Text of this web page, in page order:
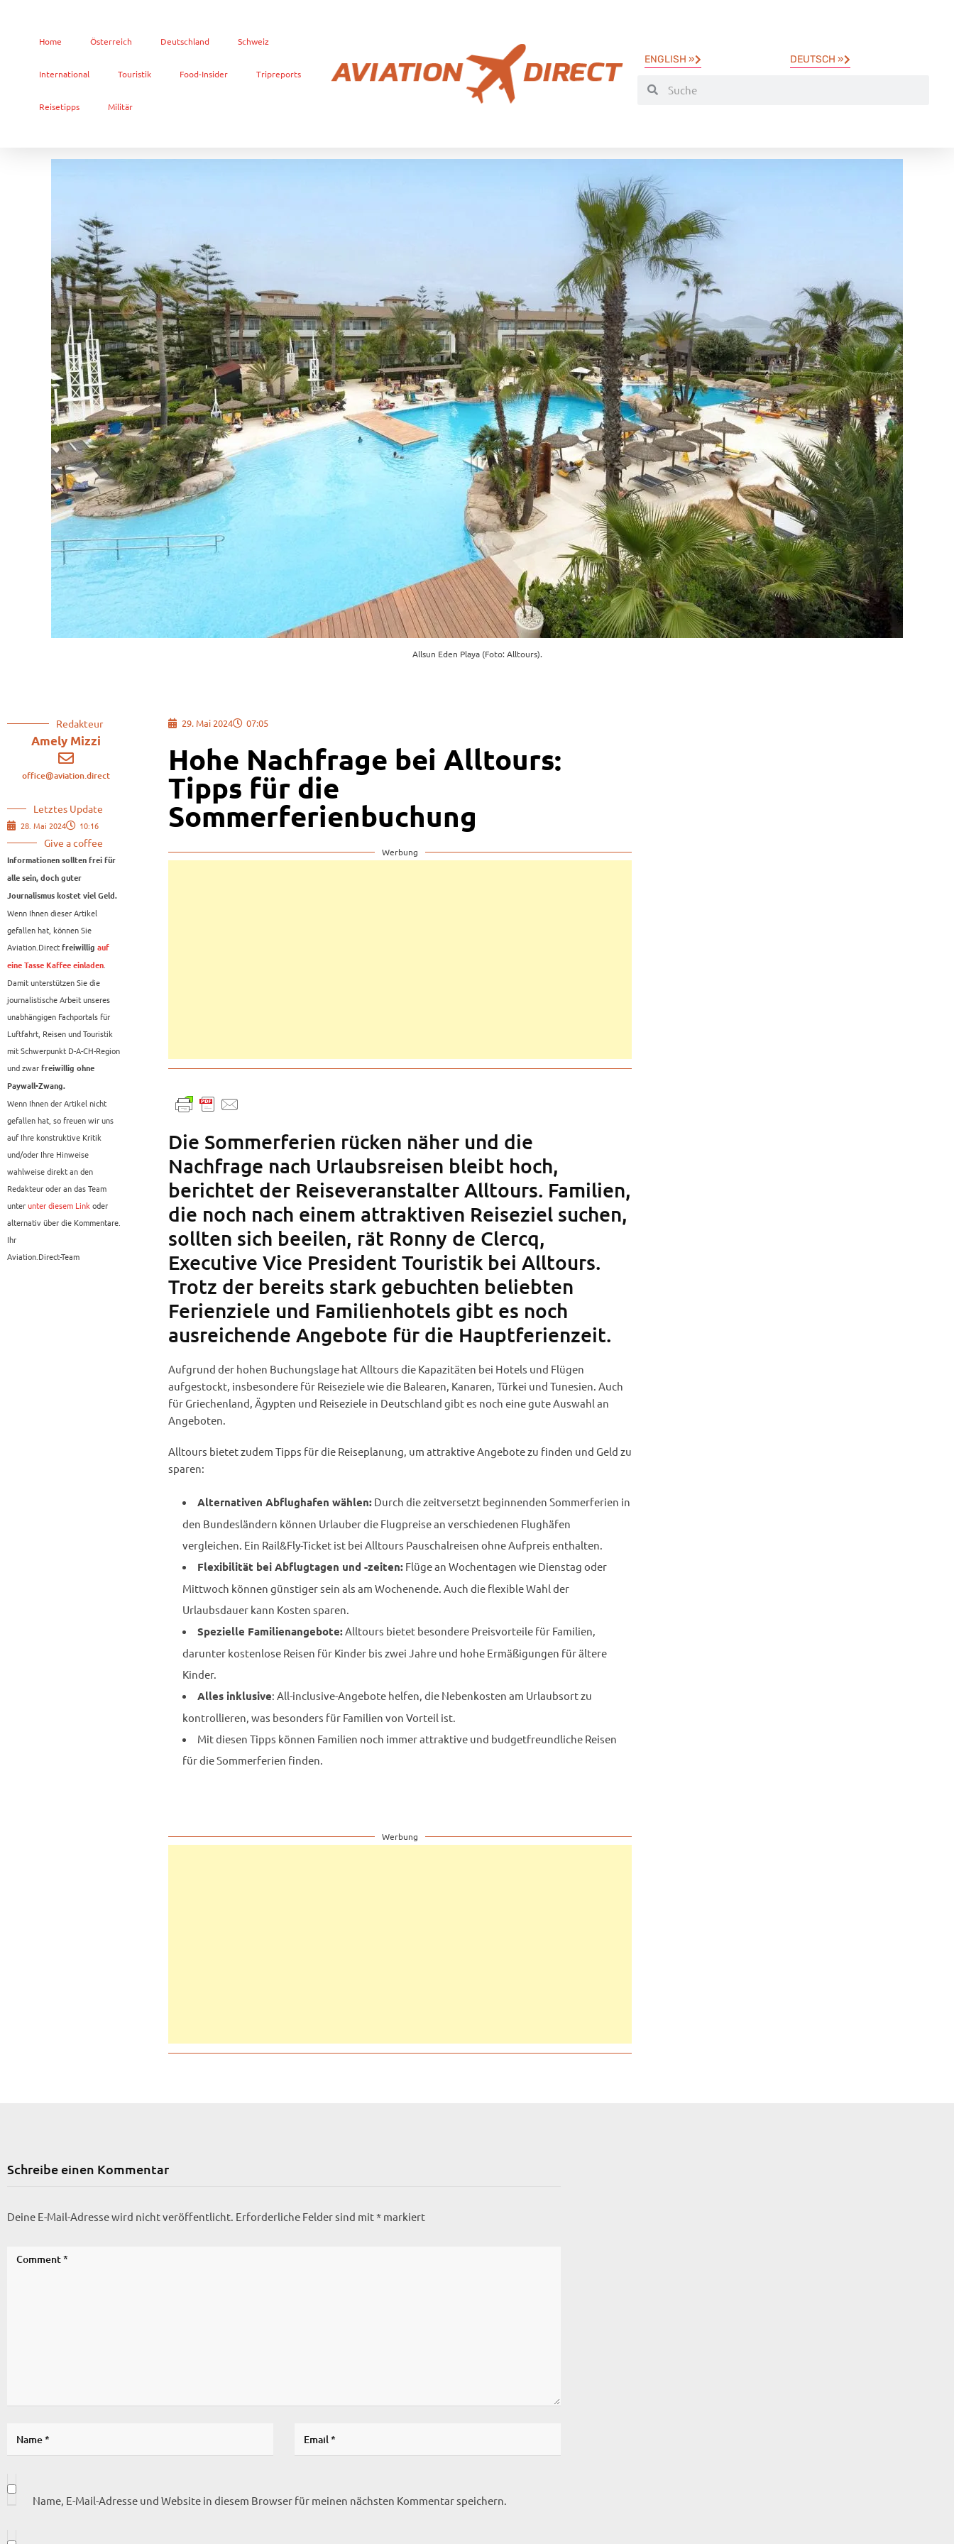
Home Österreich Deutschland Schweiz
International Touristik Food-Insider Tripreports
Reisetipps Militär
ENGLISH » DEUTSCH »
Allsun Eden Playa (Foto: Alltours).
Redakteur
Amely Mizzi
office@aviation.direct
Letztes Update
28. Mai 2024 10:16
Give a coffee
Informationen sollten frei für
alle sein, doch guter
Journalismus kostet viel Geld.
Wenn Ihnen dieser Artikel
gefallen hat, können Sie
Aviation.Direct freiwillig auf
eine Tasse Kaffee einladen.
Damit unterstützen Sie die
journalistische Arbeit unseres
unabhängigen Fachportals für
Luftfahrt, Reisen und Touristik
mit Schwerpunkt D-A-CH-Region
und zwar freiwillig ohne
Paywall-Zwang.
Wenn Ihnen der Artikel nicht
gefallen hat, so freuen wir uns
auf Ihre konstruktive Kritik
und/oder Ihre Hinweise
wahlweise direkt an den
Redakteur oder an das Team
unterunter diesem Linkoder
alternativ über die Kommentare.
Ihr
Aviation.Direct-Team
29. Mai 2024 07:05
Hohe Nachfrage bei Alltours:
Tipps für die
Sommerferienbuchung
Werbung
Die Sommerferien rücken näher und die
Nachfrage nach Urlaubsreisen bleibt hoch,
berichtet der Reiseveranstalter Alltours. Familien,
die noch nach einem attraktiven Reiseziel suchen,
sollten sich beeilen, rät Ronny de Clercq,
Executive Vice President Touristik bei Alltours.
Trotz der bereits stark gebuchten beliebten
Ferienziele und Familienhotels gibt es noch
ausreichende Angebote für die Hauptferienzeit.
Aufgrund der hohen Buchungslage hat Alltours die Kapazitäten bei Hotels und Flügen
aufgestockt, insbesondere für Reiseziele wie die Balearen, Kanaren, Türkei und Tunesien. Auch
für Griechenland, Ägypten und Reiseziele in Deutschland gibt es noch eine gute Auswahl an
Angeboten.
Alltours bietet zudem Tipps für die Reiseplanung, um attraktive Angebote zu finden und Geld zu
sparen:
Alternativen Abflughafen wählen:Durch die zeitversetzt beginnenden Sommerferien in
den Bundesländern können Urlauber die Flugpreise an verschiedenen Flughäfen
vergleichen. Ein Rail&Fly-Ticket ist bei Alltours Pauschalreisen ohne Aufpreis enthalten.
Flexibilität bei Abflugtagen und -zeiten:Flüge an Wochentagen wie Dienstag oder
Mittwoch können günstiger sein als am Wochenende. Auch die flexible Wahl der
Urlaubsdauer kann Kosten sparen.
Spezielle Familienangebote:Alltours bietet besondere Preisvorteile für Familien,
darunter kostenlose Reisen für Kinder bis zwei Jahre und hohe Ermäßigungen für ältere
Kinder.
Alles inklusive: All-inclusive-Angebote helfen, die Nebenkosten am Urlaubsort zu
kontrollieren, was besonders für Familien von Vorteil ist.
Mit diesen Tipps können Familien noch immer attraktive und budgetfreundliche Reisen
für die Sommerferien finden.
Werbung
Schreibe einen Kommentar
Deine E-Mail-Adresse wird nicht veröffentlicht. Erforderliche Felder sind mit* markiert
Name, E-Mail-Adresse und Website in diesem Browser für meinen nächsten Kommentar speichern.